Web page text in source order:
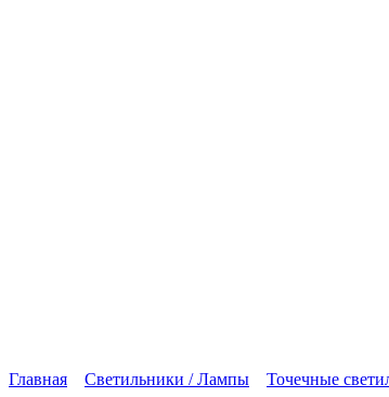
Главная Светильники / Лампы Точечные